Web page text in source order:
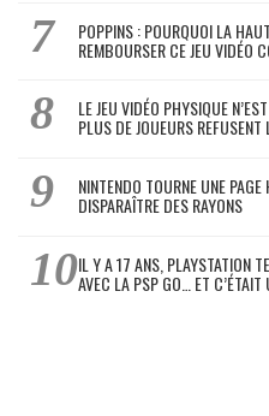
POPPINS : POURQUOI LA
REMBOURSER CE JEU VIDÉO
LE JEU VIDÉO PHYSIQUE
PLUS DE JOUEURS
NINTENDO TOURNE UNE
DISPARAÎTRE DES RAYONS
IL Y A 17 ANS, PLAYSTATION
AVEC LA PSP GO… ET C’ÉTAIT